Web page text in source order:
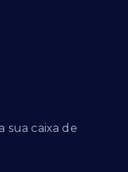
sua caixa de